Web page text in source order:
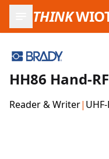
THINK
HH86 Hand-
Reader & Writer|